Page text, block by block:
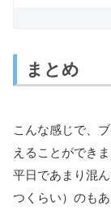
まとめ
こんな感じで、
えることができま
平日であまり混
つくらい）のも